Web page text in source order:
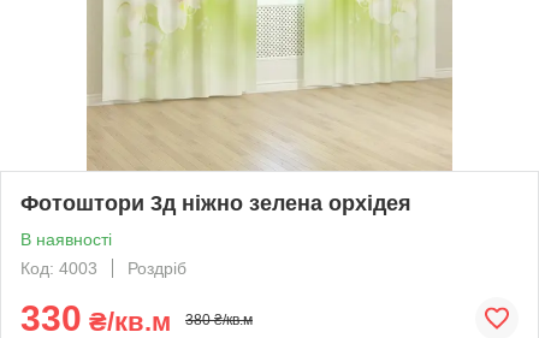
Фотоштори 3д ніжно зелена орхідея
В наявності
Код: 4003
Роздріб
330 ₴/кв.м 380 ₴/кв.м